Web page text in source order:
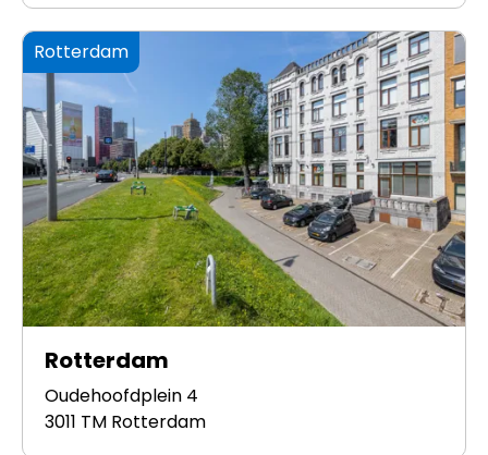
Rotterdam
Rotterdam
Oudehoofdplein 4
3011 TM Rotterdam